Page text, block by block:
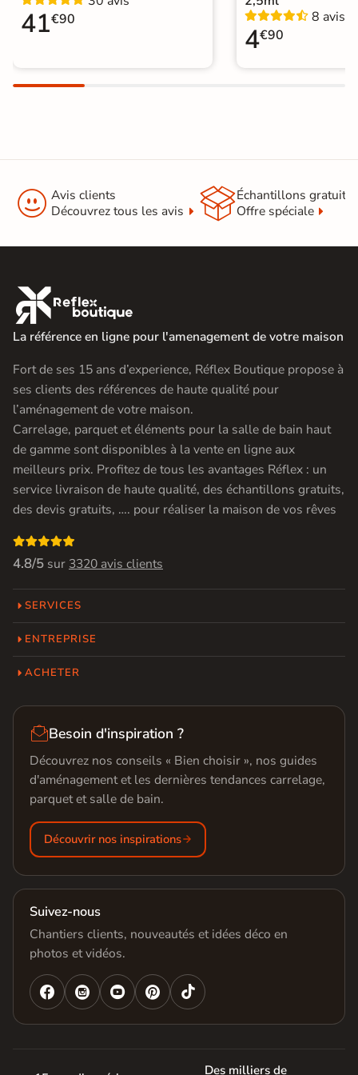
41€90
8 avis
4€90
 Avis clients
Découvrez tous les avis
Échantillons gratuit
Offre spéciale

La référence en ligne pour l'amenagement de votre maison
Fort de ses 15 ans d’experience, Réflex Boutique propose à
ses clients des références de haute qualité pour
l’aménagement de votre maison.
Carrelage, parquet et éléments pour la salle de bain haut
de gamme sont disponibles à la vente en ligne aux
meilleurs prix. Profitez de tous les avantages Réflex : un
service livraison de haute qualité, des échantillons gratuits,
des devis gratuits, …. pour réaliser la maison de vos rêves

4.8/5 sur 3320 avis clients
SERVICES
ENTREPRISE
ACHETER
Besoin d'inspiration ?
Découvrez nos conseils « Bien choisir », nos guides
d'aménagement et les dernières tendances carrelage,
parquet et salle de bain.
Découvrir nos inspirations
Suivez-nous
Chantiers clients, nouveautés et idées déco en
photos et vidéos.
   
Des milliers de